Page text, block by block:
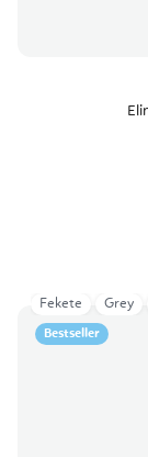
Bestseller
Fekete Grey